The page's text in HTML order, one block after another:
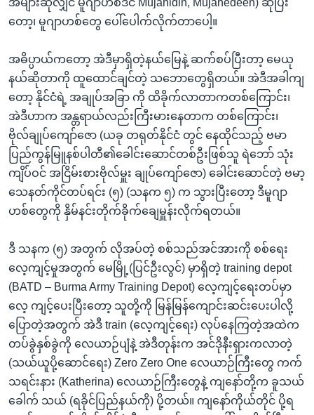
တော့၊ မူဂျာဟစ်တွေ ပေါ်ပေါက်လိုက်တာပေါ့။
အဓိပ္ပာယ်ကတော့ အဲဒီမှာရှိတဲ့နယ်မြေနဲ့ ဆက်စပ်ပြီးတာ့ မေယု
နယ်ဆိုတာကို ထူထောင်ချင်တဲ့ သဘောတွေရှိတယ်။ အဲဒီအခါကျ
တော့ နိုင်ငံရဲ့ အချုပ်အခြာ ကို ထိခိုက်လာတာကတစ်ကြောင်း၊
အဲဒီဟာက အန္တရာယ်လည်းကြီးမားနေတာက တစ်ကြောင်း၊
ဗိုလ်ချုပ်ကျော်ဇော (ယခု တရုတ်နိုင်ငံ တွင် နေထိုင်သည့် ဗမာ
ပြည်ကွန်မြူနစ်ပါတီ၏ခေါင်းဆောင်တစ်ဦးဖြစ်သူ ရဲဘော် သုံး
ကျိပ်ဝင် အငြိမ်းစားဗိုလ်မှူး ချုပ်ကျော်ဇော) ခေါင်းဆောင်တဲ့ ဗမာ့
သေနတ်ကိုင်တပ်ရင်း (၅) (သနက ၅) က သွားပြီးတော့ ဒီမူဂျာ
ဟစ်တွေကို နှိမ်နင်းတိုက်ခိုက်ချေမှူန်းလိုက်ရတယ်။
ဒီ သနက (၅) အတွက် လိုအပ်တဲ့ စစ်သည်အင်အားကို စစ်ရေး
လေ့ကျင့်မှုအတွက် မေမြို့(ပြင်ဦးလွင်) မှာရှိတဲ့ training depot
(BATD – Burma Army Training Depot) လေ့ကျင့်ရေးတပ်မှာ
လေ့ ကျင့်ပေးပြီးတော့ သူတို့ကို မြန်မြန်ကျောင်းဆင်းပေးပါလို့
ပြောတဲ့အတွက် အဲဒီ train (လေ့ကျင့်ရေး) လုပ်နေကြတဲ့အထဲက
တပ်ခွဲနှစ်ခွဲကို လေယာဉ်ပျံနဲ့ အဲဒီတုန်းက အင်ဒိုနီးရှားကလာတဲ့
(သယ်ယူပို့ဆောင်ရေး) Zero Zero One လေယာဉ်ကြီးတွေ ကက်
သရင်းနား (Katherina) လေယာဉ်ကြီးတွေနဲ့ ကျနော်တို့က ခူသယ်
ခေါက် သယ် (ရခိုင်ပြည်နယ်ကို) ပို့တယ်။ ကျနော်ကိုယ်တိုင် ပို့ရ